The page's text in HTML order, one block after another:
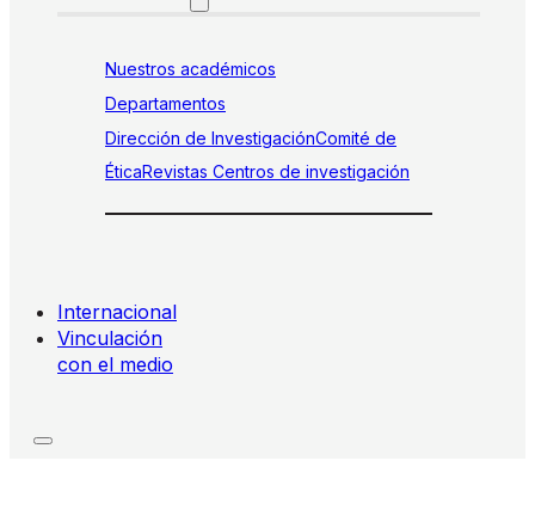
Nuestros académicos
Departamentos
Dirección de InvestigaciónComité de
ÉticaRevistas Centros de investigación
Internacional
Vinculación
con el medio